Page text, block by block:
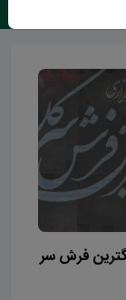
فرش سر